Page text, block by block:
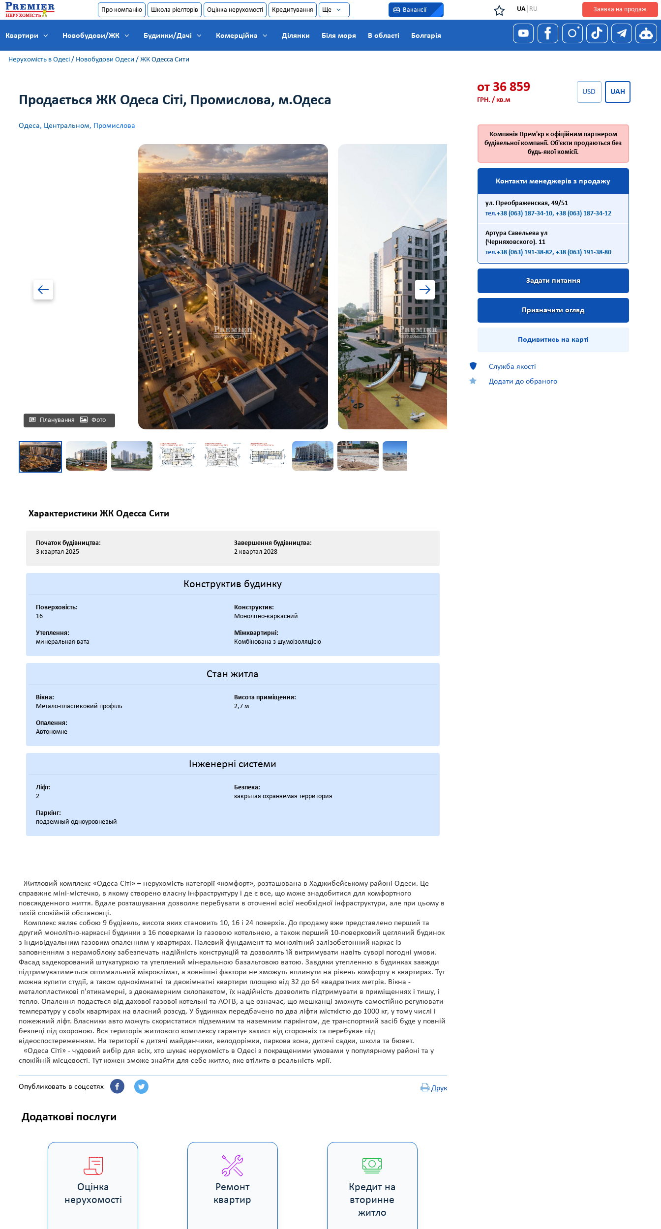
Про компанію Школа ріелторів Оцінка нерухомості Кредитування Ще Вакансії UA RU Заявка на продаж
Квартири Новобудови/ЖК Будинки/Дачі Комерційна Ділянки Біля моря В області Болгарія
Нерухомість в Одесі / Новобудови Одеси / ЖК Одесса Сити
Продається ЖК Одеса Сіті, Промислова, м.Одеса
Одеса, Центральном, Промислова
Планування Фото
Характеристики ЖК Одесса Сити
Початок будівництва:
3 квартал 2025
Завершення будівництва:
2 квартал 2028
Конструктив будинку
Поверховість:
16
Конструктив:
Монолітно-каркасний
Утеплення:
минеральная вата
Міжквартирні:
Комбінована з шумоізоляцією
Стан житла
Вікна:
Метало-пластиковий профіль
Висота приміщення:
2,7 м
Опалення:
Автономне
Інженерні системи
Ліфт:
2
Безпека:
закрытая охраняемая территория
Паркінг:
подземный одноуровневый
Житловий комплекс «Одеса Сіті» – нерухомість категорії «комфорт», розташована в Хаджибейському районі Одеси. Це
справжнє міні-містечко, в якому створено власну інфраструктуру і де є все, що може знадобитися для комфортного
повсякденного життя. Вдале розташування дозволяє перебувати в оточенні всієї необхідної інфраструктури, але при цьому в
тихій спокійній обстановці.
Комплекс являє собою 9 будівель, висота яких становить 10, 16 і 24 поверхів. До продажу вже представлено перший та
другий монолітно-каркасні будинки з 16 поверхами із газовою котельнею, а також перший 10-поверховий цегляний будинок
з індивідуальним газовим опаленням у квартирах. Палевий фундамент та монолітний залізобетонний каркас із
заповненням з керамоблоку забезпечать надійність конструкцій та дозволять їй витримувати навіть суворі погодні умови.
Фасад задекорований штукатуркою та утеплений мінеральною базальтовою ватою. Завдяки утепленню в будинках завжди
підтримуватиметься оптимальний мікроклімат, а зовнішні фактори не зможуть вплинути на рівень комфорту в квартирах. Тут
можна купити студії, а також однокімнатні та двокімнатні квартири площею від 32 до 64 квадратних метрів. Вікна -
металопластикові п'ятикамерні, з двокамерним склопакетом, їх надійність дозволить підтримувати в приміщеннях і тишу, і
тепло. Опалення подається від дахової газової котельні та АОГВ, а це означає, що мешканці зможуть самостійно регулювати
температуру у своїх квартирах на власний розсуд. У будинках передбачено по два ліфти місткістю до 1000 кг, у тому числі і
пожежний ліфт. Власники авто можуть скористатися підземним та наземним паркінгом, де транспортний засіб буде у повній
безпеці під охороною. Вся територія житлового комплексу гарантує захист від сторонніх та перебуває під
відеоспостереженням. На території є дитячі майданчики, велодоріжки, паркова зона, дитячі садки, школа та бювет.
«Одеса Сіті» - чудовий вибір для всіх, хто шукає нерухомість в Одесі з покращеними умовами у популярному районі та у
спокійній місцевості. Тут кожен зможе знайти для себе житло, яке втілить в реальність мрії.
Опубликовать в соцсетях Друк
Додаткові послуги
Оцінка
нерухомості
Ремонт
квартир
Кредит на
вторинне
житло
от 36 859
ГРН. / кв.м
USD UAH
Компанія Прем'єр є офіційним партнером
будівельної компанії. Об'єкти продаються без
будь-якої комісії.
Контакти менеджерів з продажу
ул. Преображенская, 49/51
тел.+38 (063) 187-34-10, +38 (063) 187-34-12
Артура Савельева ул
(Черняховского). 11
тел.+38 (063) 191-38-82, +38 (063) 191-38-80
Задати питання
Призначити огляд
Подивитись на карті
Служба якості
Додати до обраного